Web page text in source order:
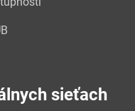
sieťach